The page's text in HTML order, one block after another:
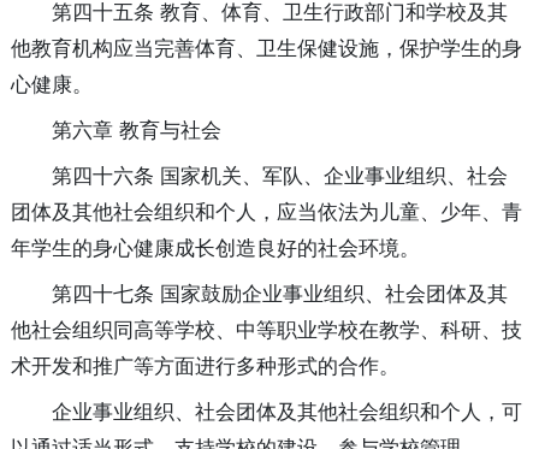
第四十五条 教育、体育、卫生行政部门和学校及其
他教育机构应当完善体育、卫生保健设施，保护学生的身
心健康。
第六章 教育与社会
第四十六条 国家机关、军队、企业事业组织、社会
团体及其他社会组织和个人，应当依法为儿童、少年、青
年学生的身心健康成长创造良好的社会环境。
第四十七条 国家鼓励企业事业组织、社会团体及其
他社会组织同高等学校、中等职业学校在教学、科研、技
术开发和推广等方面进行多种形式的合作。
企业事业组织、社会团体及其他社会组织和个人，可